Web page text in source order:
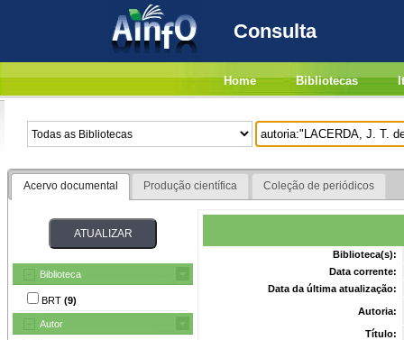
Consulta
Home Bibliotecas
Acervo documental Produção científica Coleção de periódicos
Biblioteca
BRT (9)
Autor
Biblioteca(s):
Data corrente:
Data da última atualização:
Autoria:
Título: